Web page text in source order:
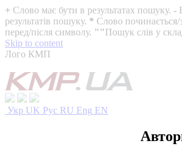
+ Слово має бути в результатах пошуку. -
результатів пошуку. * Слово починається/
перед/після символу. ""Пошук слів у
Skip to content
Лого КМП
Укр UK Рус RU Eng EN